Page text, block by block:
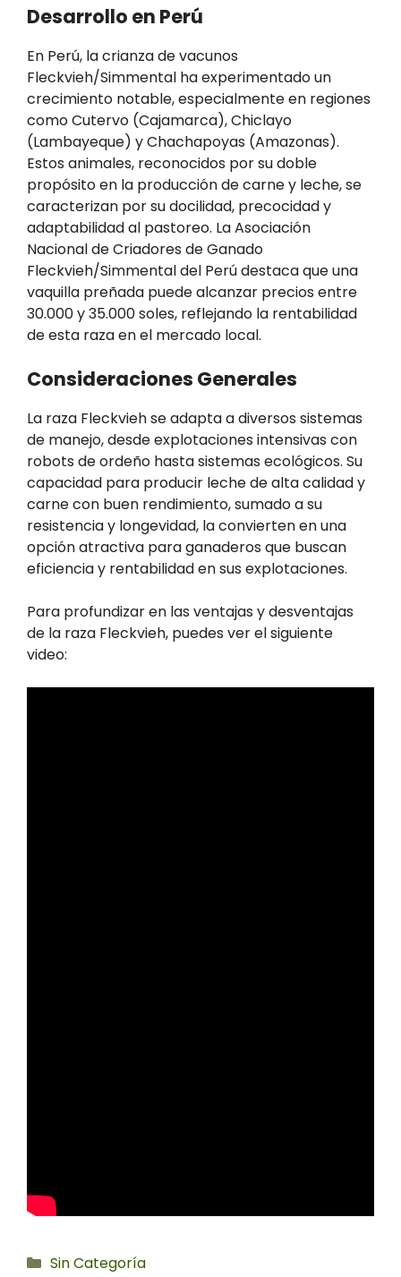
Desarrollo en Perú
En Perú, la crianza de vacunos
Fleckvieh/Simmental ha experimentado un
crecimiento notable, especialmente en regiones
como Cutervo (Cajamarca), Chiclayo
(Lambayeque) y Chachapoyas (Amazonas).
Estos animales, reconocidos por su doble
propósito en la producción de carne y leche, se
caracterizan por su docilidad, precocidad y
adaptabilidad al pastoreo. La Asociación
Nacional de Criadores de Ganado
Fleckvieh/Simmental del Perú destaca que una
vaquilla preñada puede alcanzar precios entre
30.000 y 35.000 soles, reflejando la rentabilidad
de esta raza en el mercado local.
Consideraciones Generales
La raza Fleckvieh se adapta a diversos sistemas
de manejo, desde explotaciones intensivas con
robots de ordeño hasta sistemas ecológicos. Su
capacidad para producir leche de alta calidad y
carne con buen rendimiento, sumado a su
resistencia y longevidad, la convierten en una
opción atractiva para ganaderos que buscan
eficiencia y rentabilidad en sus explotaciones.
Para profundizar en las ventajas y desventajas
de la raza Fleckvieh, puedes ver el siguiente
video:
Categorías
Sin Categoría